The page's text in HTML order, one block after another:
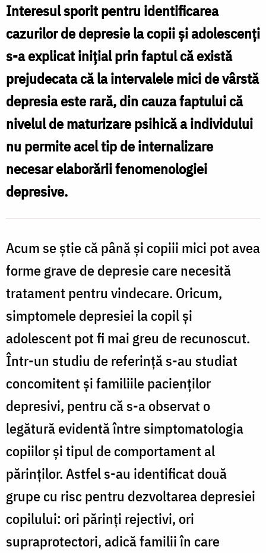
Interesul sporit pentru identificarea
cazurilor de depresie la copii şi adolescenţi
s-a explicat iniţial prin faptul că există
prejudecata că la intervalele mici de vârstă
depresia este rară, din cauza faptului că
nivelul de maturizare psihică a individului
nu permite acel tip de internalizare
necesar elaborării fenomenologiei
depresive.
Acum se ştie că până şi copiii mici pot avea
forme grave de depresie care necesită
tratament pentru vindecare. Oricum,
simptomele depresiei la copil şi
adolescent pot fi mai greu de recunoscut.
Într-un studiu de referinţă s-au studiat
concomitent şi familiile pacienţilor
depresivi, pentru că s-a observat o
legătură evidentă între simptomatologia
copiilor şi tipul de comportament al
părinţilor. Astfel s-au identificat două
grupe cu risc pentru dezvoltarea depresiei
copilului: ori părinţi rejectivi, ori
supraprotectori, adică familii în care